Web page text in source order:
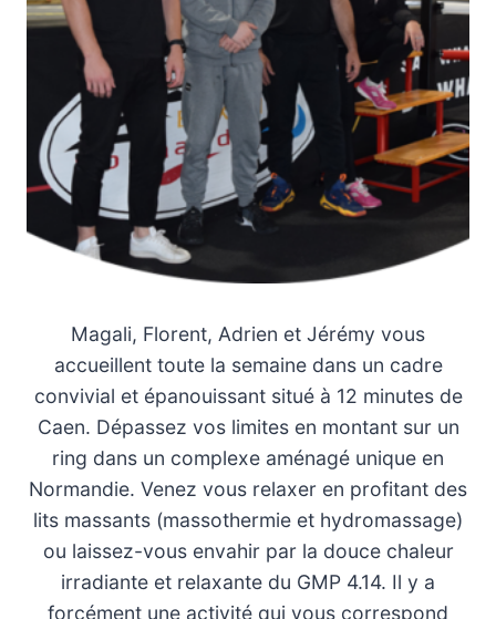
Magali, Florent, Adrien et Jérémy vous
accueillent toute la semaine dans un cadre
convivial et épanouissant situé à 12 minutes de
Caen. Dépassez vos limites en montant sur un
ring dans un complexe aménagé unique en
Normandie. Venez vous relaxer en profitant des
lits massants (massothermie et hydromassage)
ou laissez-vous envahir par la douce chaleur
irradiante et relaxante du GMP 4.14. Il y a
forcément une activité qui vous correspond